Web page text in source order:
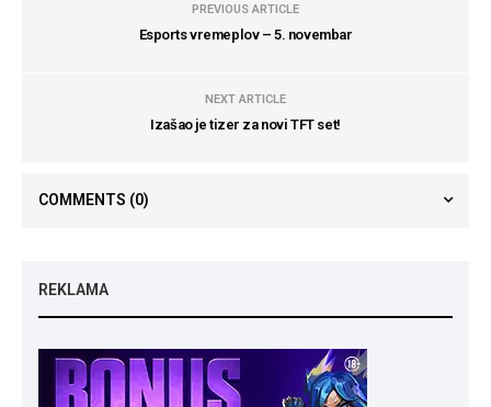
PREVIOUS ARTICLE
Esports vremeplov – 5. novembar
NEXT ARTICLE
Izašao je tizer za novi TFT set!
COMMENTS (0)
REKLAMA